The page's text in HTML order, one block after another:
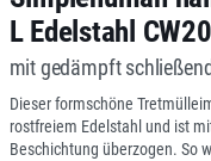
L Edelstahl
mit gedämpft
Dieser formschöne
rostfreiem Edelstahl und ist
Beschichtung überzogen. So